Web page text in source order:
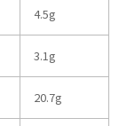
4.5g
3.1g
20.7g